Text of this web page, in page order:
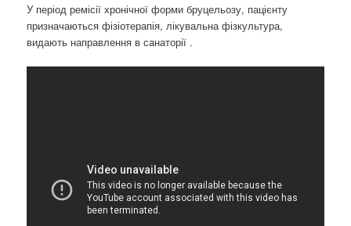
У період ремісії хронічної форми бруцельозу, пацієнту
призначаються фізіотерапія, лікувальна фізкультура,
видають направлення в санаторії .